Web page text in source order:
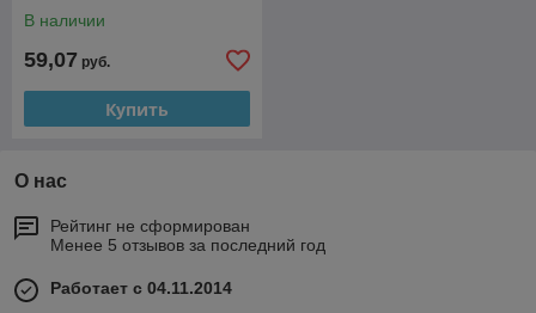
В наличии
59,07 руб.
Купить
О нас
Рейтинг не сформирован
Менее 5 отзывов за последний год
Работает с 04.11.2014